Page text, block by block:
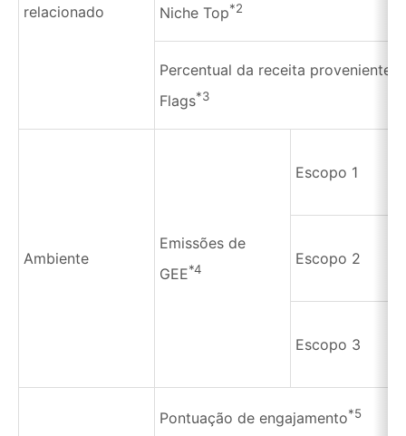
relacionado
Niche Top*2
Percentual da receita proveniente
Flags*3
Ambiente
Emissões de
GEE*4
Escopo 1
Escopo 2
Escopo 3
Pontuação de engajamento*5